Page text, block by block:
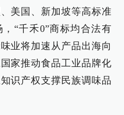
美国、新加坡等高标准
“千禾0”商标均合法有
业将加速从产品出海向
家推动食品工业品牌化
识产权支撑民族调味品